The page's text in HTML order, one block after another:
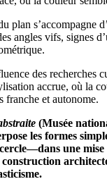
plan s’accompagne
angles vifs, signes
des recherches
accrue, où la
franche et autonome.
(Musée
les formes
une